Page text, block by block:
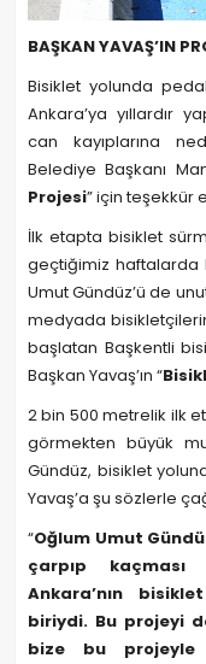
BAŞKAN YAVAŞ’IN
Bisiklet yolunda
Ankara’ya yıllardır
can kayıplarına
Belediye Başkanı
Projesi” için teşekkür
İlk etapta bisiklet
geçtiğimiz haftalarda
Umut Gündüz’ü de
medyada
başlatan Başkentli
Başkan Yavaş’ın “
2 bin 500 metrelik ilk
görmekten büyük
Gündüz, bisiklet
Yavaş’a şu sözlerle
“Oğlum Umut
çarpıp
Ankara’nın
biriydi. Bu projeyi
bize bu projeyle